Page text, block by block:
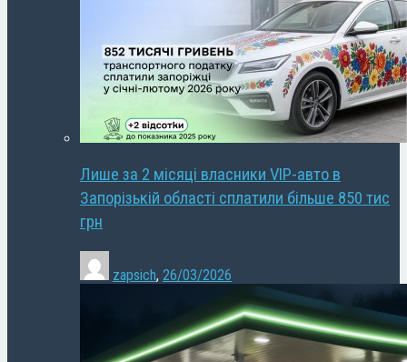
Лише за 2 місяці власники VIP-авто в
Запорізькій області сплатили більше 850 тис
грн
zapsich, 26/03/2026